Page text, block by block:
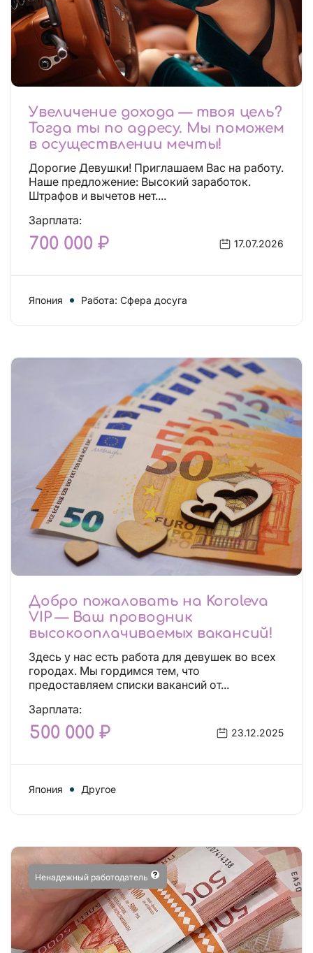
Увеличение дохода — твоя цель?
Тогда ты по адресу. Мы поможем
в осуществлении мечты!
Дорогие Девушки! Приглашаем Вас на работу.
Наше предложение: Высокий заработок.
Штрафов и вычетов нет....
Зарплата:
700 000 ₽ 17.07.2026
Япония Работа: Сфера досуга
Добро пожаловать на Koroleva
VIP — Ваш проводник
высокооплачиваемых вакансий!
Здесь у нас есть работа для девушек во всех
городах. Мы гордимся тем, что
предоставляем списки вакансий от...
Зарплата:
500 000 ₽ 23.12.2025
Япония Другое
Ненадежный работодатель